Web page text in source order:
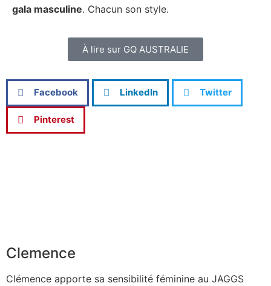
gala masculine. Chacun son style.
À lire sur GQ AUSTRALIE
Facebook LinkedIn Twitter
Pinterest
Clemence
Clémence apporte sa sensibilité féminine au JAGGS